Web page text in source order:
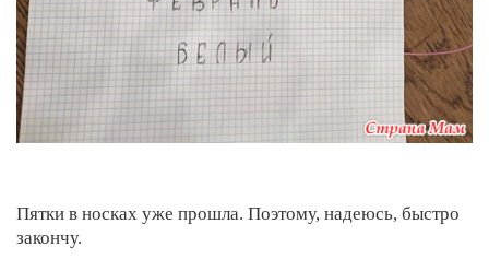
Пятки в носках уже прошла. Поэтому, надеюсь, быстро
закончу.